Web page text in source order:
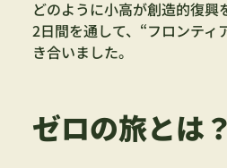
どのように小高が創造的復興
2日間を通して、“フロンティ
き合いました。
ゼロの旅とは？